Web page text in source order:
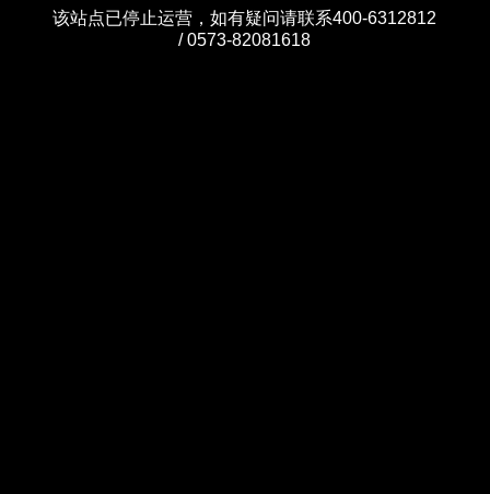
该站点已停止运营，如有疑问请联系400-6312812
/ 0573-82081618